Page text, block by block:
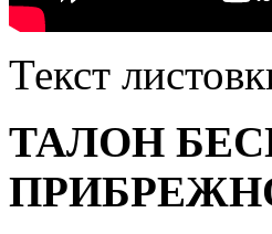
Текст
ТАЛОН